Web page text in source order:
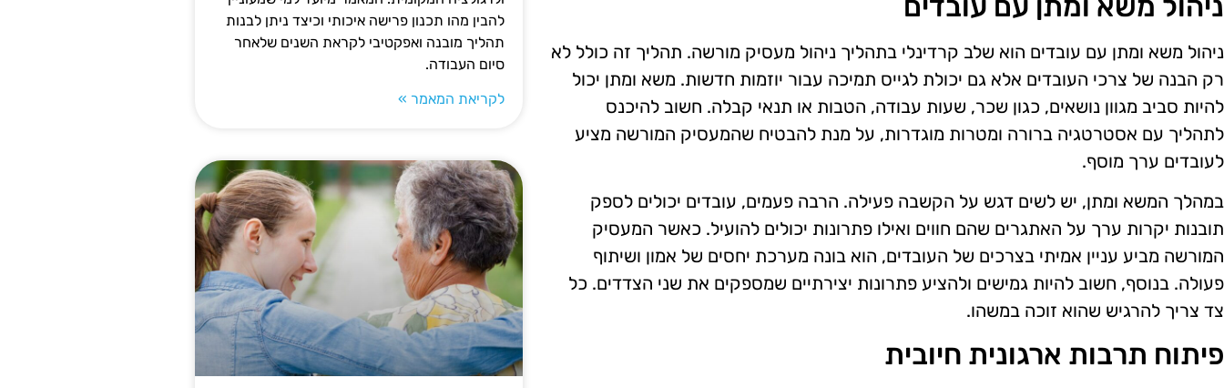
ניהול משא ומתן עם עובדים הוא שלב קרדינלי בתהליך ניהול מעסיק מורשה. תהליך זה כולל לא
רק הבנה של צרכי העובדים אלא גם יכולת לגייס תמיכה עבור יוזמות חדשות. משא ומתן יכול
להיות סביב מגוון נושאים, כגון שכר, שעות עבודה, הטבות או תנאי קבלה. חשוב להיכנס
לתהליך עם אסטרטגיה ברורה ומטרות מוגדרות, על מנת להבטיח שהמעסיק המורשה מציע
לעובדים ערך מוסף.
במהלך המשא ומתן, יש לשים דגש על הקשבה פעילה. הרבה פעמים, עובדים יכולים לספק
תובנות יקרות ערך על האתגרים שהם חווים ואילו פתרונות יכולים להועיל. כאשר המעסיק
המורשה מביע עניין אמיתי בצרכים של העובדים, הוא בונה מערכת יחסים של אמון ושיתוף
פעולה. בנוסף, חשוב להיות גמישים ולהציע פתרונות יצירתיים שמספקים את שני הצדדים. כל
צד צריך להרגיש שהוא זוכה במשהו.
פיתוח תרבות ארגונית חיובית
להבין מהו תכנון פרישה איכותי וכיצד ניתן לבנות
תהליך מובנה ואפקטיבי לקראת השנים שלאחר
סיום העבודה.
לקריאת המאמר »